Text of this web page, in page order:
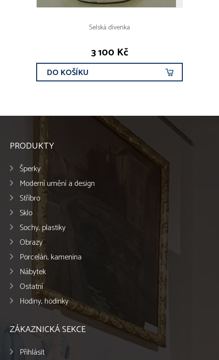
Selská dívenka
3 100 Kč
DO KOŠÍKU
PRODUKTY
Šperky
Moderní umění a design
Stříbro
Sklo
Sochy, plastiky
Obrazy
Porcelán, kamenina
Nábytek
Ostatní
Hodiny, hodinky
ZÁKAZNICKÁ SEKCE
Přihlásit